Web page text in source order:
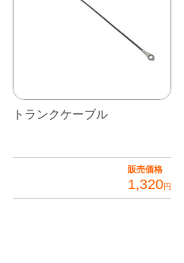
トランクケーブル
販売価格
1,320円